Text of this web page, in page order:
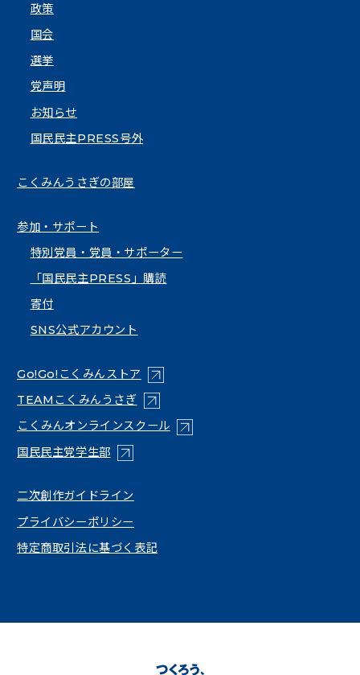
政策
国会
選挙
党声明
お知らせ
国民民主PRESS号外
こくみんうさぎの部屋
参加・サポート
特別党員・党員・サポーター
「国民民主PRESS」購読
寄付
SNS公式アカウント
Go!Go!こくみんストア （新しいタブで開く）
TEAMこくみんうさぎ（新しいタブで開く）
こくみんオンラインスクール（新しいタブで開く）
国民民主党学生部（新しいタブで開く）
二次創作ガイドライン
プライバシーポリシー
特定商取引法に基づく表記